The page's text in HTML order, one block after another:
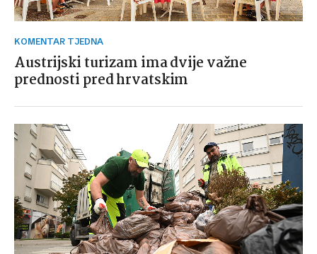
KOMENTAR TJEDNA
Austrijski turizam ima dvije važne
prednosti pred hrvatskim